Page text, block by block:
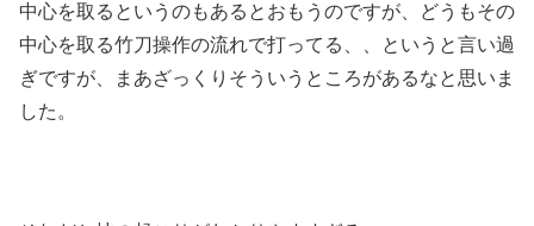
中心を取るというのもあるとおもうのですが、どうもその
中心を取る竹刀操作の流れで打ってる、、というと言い過
ぎですが、まあざっくりそういうところがあるなと思いま
した。